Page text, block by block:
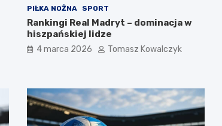
PIŁKA NOŻNA SPORT
Rankingi Real Madryt – dominacja w
hiszpańskiej lidze
4 marca 2026 Tomasz Kowalczyk